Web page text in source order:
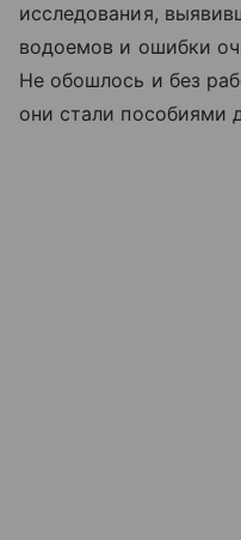
исследования,
водоемов и ошибки
Не обошлось и без
они стали пособиями